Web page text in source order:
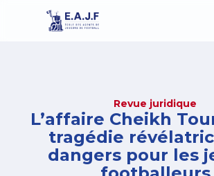
Revue juridique
L’affaire Cheikh
tragédie
dangers pour les